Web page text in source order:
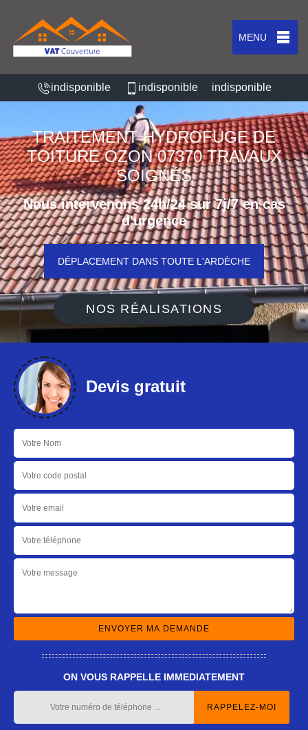
MENU
indisponible indisponible indisponible
TRAITEMENT HYDROFUGE DE
TOITURE OZON 07370 TRAVAUX
SOIGNÉS
Nous intervenons 24h/24 sur 7j/7 en cas
d'urgence
DÉPLACEMENT DANS TOUTE L'ARDÈCHE
NOS RÉALISATIONS
Devis gratuit
ON VOUS RAPPELLE IMMEDIATEMENT